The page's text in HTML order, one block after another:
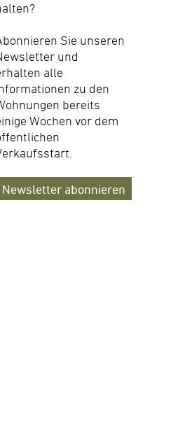
Sie unseren
und
alle
zu den
bereits
Wochen vor dem
Newsletter abonnieren